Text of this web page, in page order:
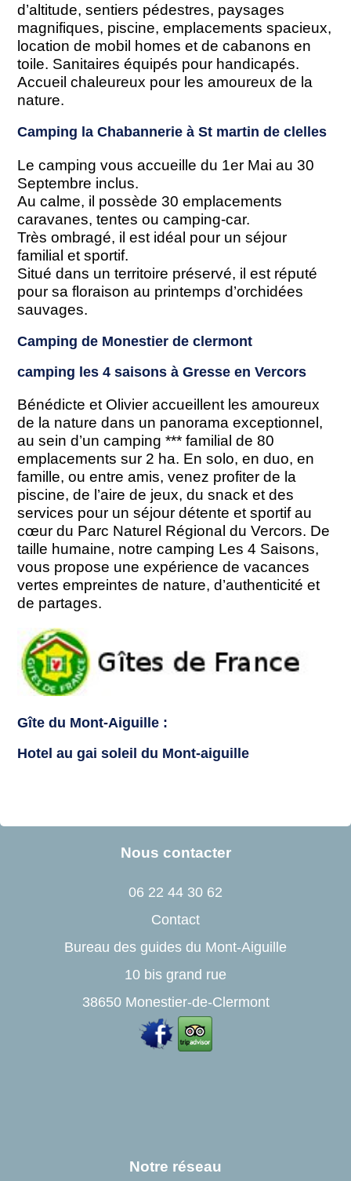
d’altitude, sentiers pédestres, paysages
magnifiques, piscine, emplacements spacieux,
location de mobil homes et de cabanons en
toile. Sanitaires équipés pour handicapés.
Accueil chaleureux pour les amoureux de la
nature.
Camping la Chabannerie à St martin de clelles
Le camping vous accueille du 1er Mai au 30
Septembre inclus.
Au calme, il possède 30 emplacements
caravanes, tentes ou camping-car.
Très ombragé, il est idéal pour un séjour
familial et sportif.
Situé dans un territoire préservé, il est réputé
pour sa floraison au printemps d’orchidées
sauvages.
Camping de Monestier de clermont
camping les 4 saisons à Gresse en Vercors
Bénédicte et Olivier accueillent les amoureux
de la nature dans un panorama exceptionnel,
au sein d’un camping *** familial de 80
emplacements sur 2 ha. En solo, en duo, en
famille, ou entre amis, venez profiter de la
piscine, de l’aire de jeux, du snack et des
services pour un séjour détente et sportif au
cœur du Parc Naturel Régional du Vercors. De
taille humaine, notre camping Les 4 Saisons,
vous propose une expérience de vacances
vertes empreintes de nature, d’authenticité et
de partages.
Gîte du Mont-Aiguille :
Hotel au gai soleil du Mont-aiguille
Nous contacter
06 22 44 30 62
Contact
Bureau des guides du Mont-Aiguille
10 bis grand rue
38650 Monestier-de-Clermont
Notre réseau